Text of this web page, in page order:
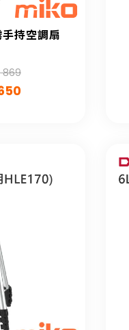
持空調扇
869